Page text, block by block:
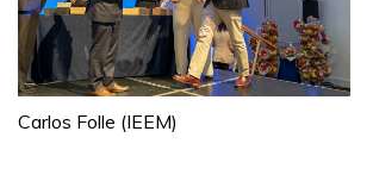
Carlos Folle (IEEM)